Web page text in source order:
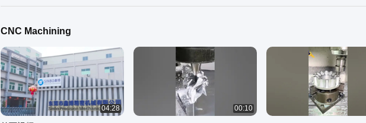
Linh kiện CNC chính xác
thiết kế chính xác
00:28
Các bộ phận nhôm gia công
CNC tùy chỉnh, cung cấp khả
năng đánh bóng, lý tưởng cho
November 20, 2025
Thời gian xử lý 15-20 ngày Linh
kiện máy móc kỹ thuật CNC Tùy
chỉnh cho Tự động hóa công
November 20, 2025
Khuôn đúc khuôn hợp kim
chính xác với gia công
vụ Trung Quốc Thiết kế
November 10, 2025
CNC Machining
04:28 00:10